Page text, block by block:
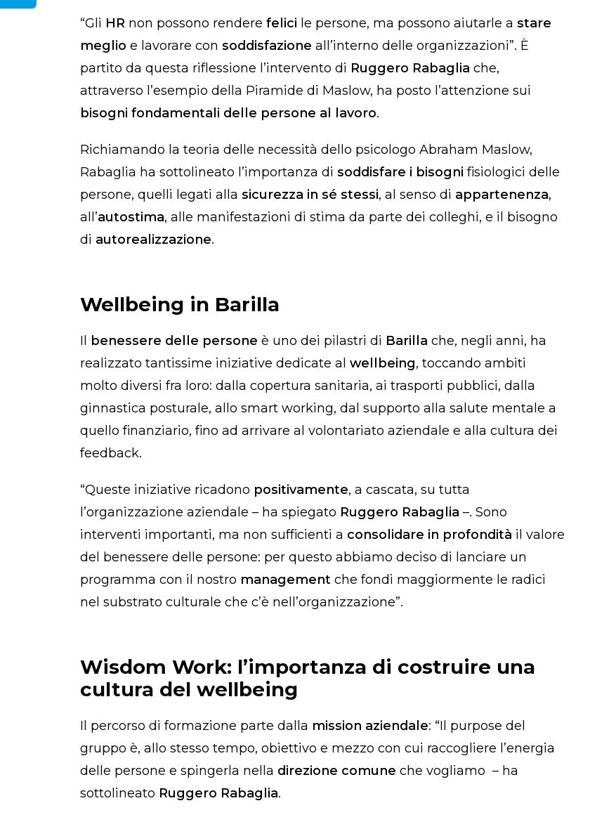
“Gli HR non possono rendere felici le persone, ma possono aiutarle a stare
meglio e lavorare con soddisfazione all’interno delle organizzazioni”. È
partito da questa riflessione l’intervento di Ruggero Rabaglia che,
attraverso l’esempio della Piramide di Maslow, ha posto l’attenzione sui
bisogni fondamentali delle persone al lavoro.
Richiamando la teoria delle necessità dello psicologo Abraham Maslow,
Rabaglia ha sottolineato l’importanza di soddisfare i bisogni fisiologici delle
persone, quelli legati alla sicurezza in sé stessi, al senso di appartenenza,
all’autostima, alle manifestazioni di stima da parte dei colleghi, e il bisogno
di autorealizzazione.
Wellbeing in Barilla
Il benessere delle persone è uno dei pilastri di Barilla che, negli anni, ha
realizzato tantissime iniziative dedicate al wellbeing, toccando ambiti
molto diversi fra loro: dalla copertura sanitaria, ai trasporti pubblici, dalla
ginnastica posturale, allo smart working, dal supporto alla salute mentale a
quello finanziario, fino ad arrivare al volontariato aziendale e alla cultura dei
feedback.
“Queste iniziative ricadono positivamente, a cascata, su tutta
l’organizzazione aziendale – ha spiegato Ruggero Rabaglia –. Sono
interventi importanti, ma non sufficienti a consolidare in profondità il valore
del benessere delle persone: per questo abbiamo deciso di lanciare un
programma con il nostro management che fondi maggiormente le radici
nel substrato culturale che c’è nell’organizzazione”.
Wisdom Work: l’importanza di costruire una
cultura del wellbeing
Il percorso di formazione parte dalla mission aziendale: “Il purpose del
gruppo è, allo stesso tempo, obiettivo e mezzo con cui raccogliere l’energia
delle persone e spingerla nella direzione comune che vogliamo – ha
sottolineato Ruggero Rabaglia.